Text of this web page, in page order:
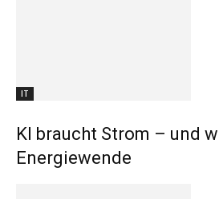
IT
KI braucht Strom – und
Energiewende